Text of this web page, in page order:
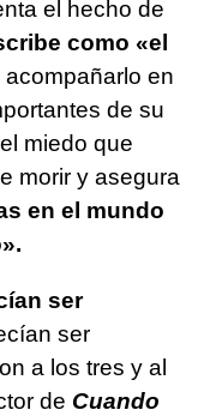
el hecho de
como «el
acompañarlo en
de su
miedo que
morir y asegura
en el mundo
ser
ser
a los tres y al
de Cuando